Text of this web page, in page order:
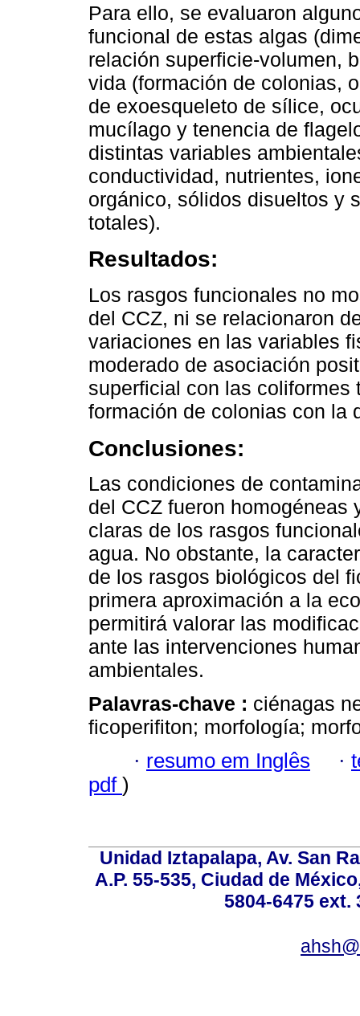
Para ello, se evaluaron
funcional de estas algas
relación superficie-volumen,
vida (formación de colonias,
de exoesqueleto de sílice,
mucílago y tenencia de
distintas variables
conductividad, nutrientes,
orgánico, sólidos disueltos y
totales).
Resultados:
Los rasgos funcionales no
del CCZ, ni se relacionaron
variaciones en las variables
moderado de asociación
superficial con las
formación de colonias con la
Conclusiones:
Las condiciones de
del CCZ fueron homogéneas
claras de los rasgos
agua. No obstante, la
de los rasgos biológicos del
primera aproximación a la
permitirá valorar las
ante las intervenciones
ambientales.
Palavras-chave : ciénagas
ficoperifiton; morfología;
· resumo em Inglês ·
pdf )
Unidad Iztapalapa, Av. San
A.P. 55-535, Ciudad de
5804-6475 ext.